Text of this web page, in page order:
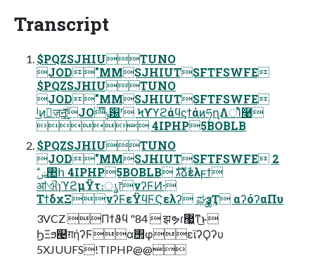
Transcript
$PQZSJHIUTUNO
JOD"MMSJHIUTSFTFSWFE
$PQZSJHIUTUNO
JOD"MMSJHIUTSFTFSWFE
ʲ͜ͷٕज़ॻ͕͍͢͝JO໊ݹ԰ʳ ϞϒϓϩάϥϛϯάͷཧղΛਂΊͨ࿩
 4IPHP5BOBLB
$PQZSJHIUTUNO
JOD"MMSJHIUTSFTFSWFE 2
ॴଐɿϓϩμΫτ։ൃ෦νʔϜͶ͗·
ΤϯδχΞνʔϜεΫϥϜϚελʔ ಘҙྖҬ αʔόʔαΠυ
3VCZ Πϯϑϥ "84  झຯɾ޷͖ͳ͜ͱ
ϦΞϧ୤ग़ήʔϜα΢φεϊʔϘʔυ
5XJUUFS!TIPHP@@